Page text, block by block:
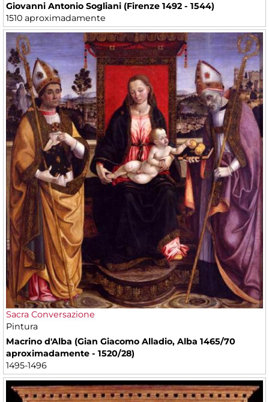
Giovanni Antonio Sogliani (Firenze 1492 - 1544)
1510 aproximadamente
Sacra Conversazione
Pintura
Macrino d'Alba (Gian Giacomo Alladio, Alba 1465/70
aproximadamente - 1520/28)
1495-1496